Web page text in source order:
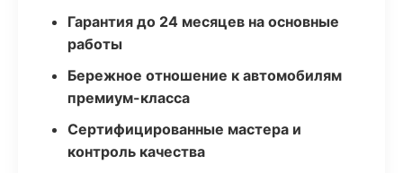
Гарантия до 24 месяцев на основные
работы
Бережное отношение к автомобилям
премиум-класса
Сертифицированные мастера и
контроль качества